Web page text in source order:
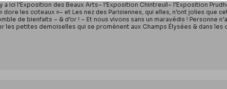
a ici l’Exposition des Beaux Arts– l’Exposition Chintreuil– l’Exposition
dore les coteaux »– et Les nez des Parisiennes, qui elles, n’ont jolies que
de bienfaits – & d’or ! – Et nous vivons sans un maravédis ! Personne
les petites demoiselles qui se promènent aux Champs Élysées & dans les